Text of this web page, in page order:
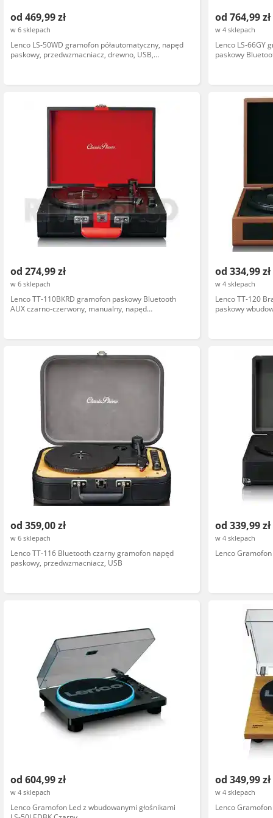
od 469,99 zł
w 6 sklepach
Lenco LS-50WD gramofon półautomatyczny, napęd
paskowy, przedwzmacniacz, drewno, USB,
od 764,99 zł
w 4 sklepach
Lenco LS-66GY
paskowy
od 274,99 zł
w 6 sklepach
Lenco TT-110BKRD gramofon paskowy Bluetooth
AUX czarno-czerwony, manualny, napęd
od 334,99 zł
w 4 sklepach
Lenco TT-120
paskowy
od 359,00 zł
w 6 sklepach
Lenco TT-116 Bluetooth czarny gramofon napęd
paskowy, przedwzmacniacz, USB
od 339,99 zł
w 4 sklepach
Lenco
od 604,99 zł
w 4 sklepach
Lenco Gramofon Led z wbudowanymi głośnikami
od 349,99 zł
w 4 sklepach
Lenco